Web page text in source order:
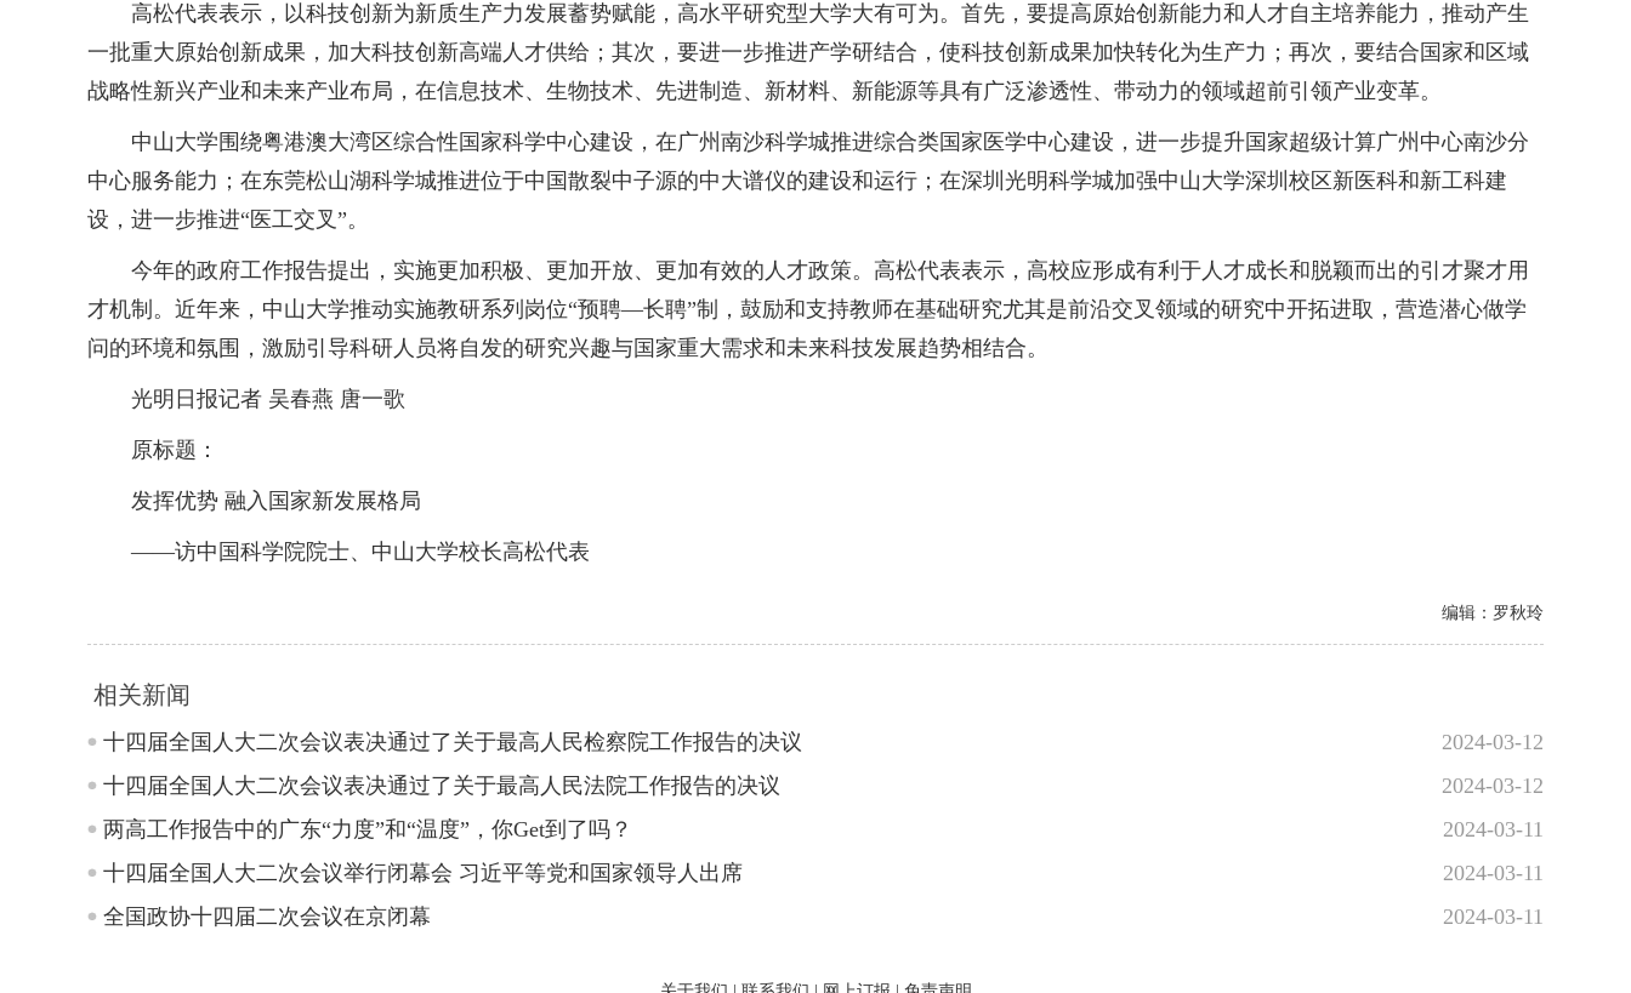
高松代表表示，以科技创新为新质生产力发展蓄势赋能，高水平研究型大学大有可为。首先，要提高原始创新能力和人才自主培养能力，推动产生
一批重大原始创新成果，加大科技创新高端人才供给；其次，要进一步推进产学研结合，使科技创新成果加快转化为生产力；再次，要结合国家和区域
战略性新兴产业和未来产业布局，在信息技术、生物技术、先进制造、新材料、新能源等具有广泛渗透性、带动力的领域超前引领产业变革。
中山大学围绕粤港澳大湾区综合性国家科学中心建设，在广州南沙科学城推进综合类国家医学中心建设，进一步提升国家超级计算广州中心南沙分
中心服务能力；在东莞松山湖科学城推进位于中国散裂中子源的中大谱仪的建设和运行；在深圳光明科学城加强中山大学深圳校区新医科和新工科建
设，进一步推进“医工交叉”。
今年的政府工作报告提出，实施更加积极、更加开放、更加有效的人才政策。高松代表表示，高校应形成有利于人才成长和脱颖而出的引才聚才用
才机制。近年来，中山大学推动实施教研系列岗位“预聘—长聘”制，鼓励和支持教师在基础研究尤其是前沿交叉领域的研究中开拓进取，营造潜心做学
问的环境和氛围，激励引导科研人员将自发的研究兴趣与国家重大需求和未来科技发展趋势相结合。
光明日报记者 吴春燕 唐一歌
原标题：
发挥优势 融入国家新发展格局
——访中国科学院院士、中山大学校长高松代表
编辑：罗秋玲
相关新闻
十四届全国人大二次会议表决通过了关于最高人民检察院工作报告的决议
2024-03-12
十四届全国人大二次会议表决通过了关于最高人民法院工作报告的决议
2024-03-12
两高工作报告中的广东“力度”和“温度”，你Get到了吗？
2024-03-11
十四届全国人大二次会议举行闭幕会 习近平等党和国家领导人出席
2024-03-11
全国政协十四届二次会议在京闭幕
2024-03-11